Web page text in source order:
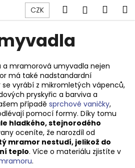
CZK Hledat
a mramorová umyvadla nejen
má také nadstandardní
vyrábí z mikromletých vápenců,
pryskyřic a barviva a
případě sprchové vaničky,
pomocí formy. Díky tomu
hladkého, stejnorodého
oceníte, že narozdíl od
mramor nestudí, jelikož do
teplo. Více o materiálu zjistíte v
.